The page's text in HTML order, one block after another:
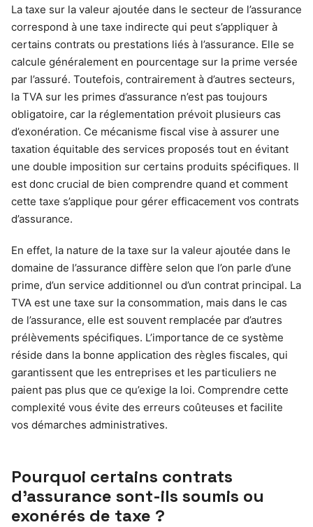
La taxe sur la valeur ajoutée dans le secteur de l’assurance
correspond à une taxe indirecte qui peut s’appliquer à
certains contrats ou prestations liés à l’assurance. Elle se
calcule généralement en pourcentage sur la prime versée
par l’assuré. Toutefois, contrairement à d’autres secteurs,
la TVA sur les primes d’assurance n’est pas toujours
obligatoire, car la réglementation prévoit plusieurs cas
d’exonération. Ce mécanisme fiscal vise à assurer une
taxation équitable des services proposés tout en évitant
une double imposition sur certains produits spécifiques. Il
est donc crucial de bien comprendre quand et comment
cette taxe s’applique pour gérer efficacement vos contrats
d’assurance.
En effet, la nature de la taxe sur la valeur ajoutée dans le
domaine de l’assurance diffère selon que l’on parle d’une
prime, d’un service additionnel ou d’un contrat principal. La
TVA est une taxe sur la consommation, mais dans le cas
de l’assurance, elle est souvent remplacée par d’autres
prélèvements spécifiques. L’importance de ce système
réside dans la bonne application des règles fiscales, qui
garantissent que les entreprises et les particuliers ne
paient pas plus que ce qu’exige la loi. Comprendre cette
complexité vous évite des erreurs coûteuses et facilite
vos démarches administratives.
Pourquoi certains contrats
d’assurance sont-ils soumis ou
exonérés de taxe ?